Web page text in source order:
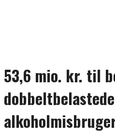
53,6 mio. kr. til
dobbeltbelastede